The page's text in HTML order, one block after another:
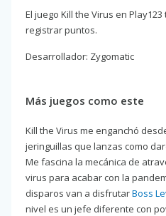
El juego Kill the Virus en
registrar puntos.
Desarrollador: Zygomatic
Más juegos como este
Kill the Virus me enganchó
jeringuillas que lanzas como
Me fascina la mecánica de
virus para acabar con la
disparos van a disfrutarBoss
nivel es un jefe diferente con